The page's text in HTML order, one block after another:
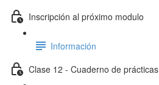
Inscripción al próximo modulo
Información
Clase 12 - Cuaderno de prácticas